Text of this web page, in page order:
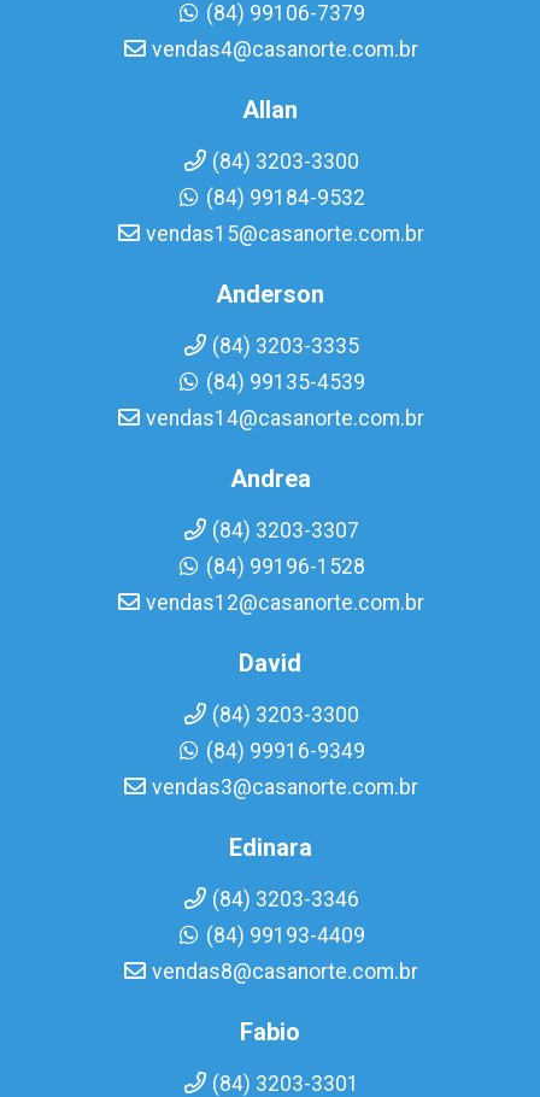
(84) 99106-7379
vendas4@casanorte.com.br
Allan
(84) 3203-3300
(84) 99184-9532
vendas15@casanorte.com.br
Anderson
(84) 3203-3335
(84) 99135-4539
vendas14@casanorte.com.br
Andrea
(84) 3203-3307
(84) 99196-1528
vendas12@casanorte.com.br
David
(84) 3203-3300
(84) 99916-9349
vendas3@casanorte.com.br
Edinara
(84) 3203-3346
(84) 99193-4409
vendas8@casanorte.com.br
Fabio
(84) 3203-3301